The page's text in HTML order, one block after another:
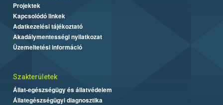
Projektek
Kapcsolódó linkek
Adatkezelési tájékoztató
Akadálymentességi nyilatkozat
Üzemeltetési információ
Szakterületek
Állat-egészségügy és állatvédelem
Állategészségügyi diagnosztika